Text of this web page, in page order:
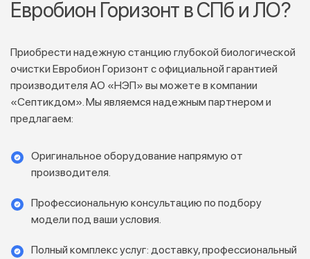
Евробион Горизонт в СПб и ЛО?
Приобрести надежную станцию глубокой биологической
очистки Евробион Горизонт с официальной гарантией
производителя АО «НЭП» вы можете в компании
«Септикдом». Мы являемся надежным партнером и
предлагаем:
Оригинальное оборудование напрямую от
производителя.
Профессиональную консультацию по подбору
модели под ваши условия.
Полный комплекс услуг: доставку, профессиональный